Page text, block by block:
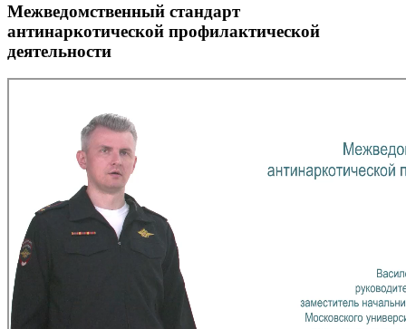
Межведомственный стандарт
антинаркотической профилактической
деятельности